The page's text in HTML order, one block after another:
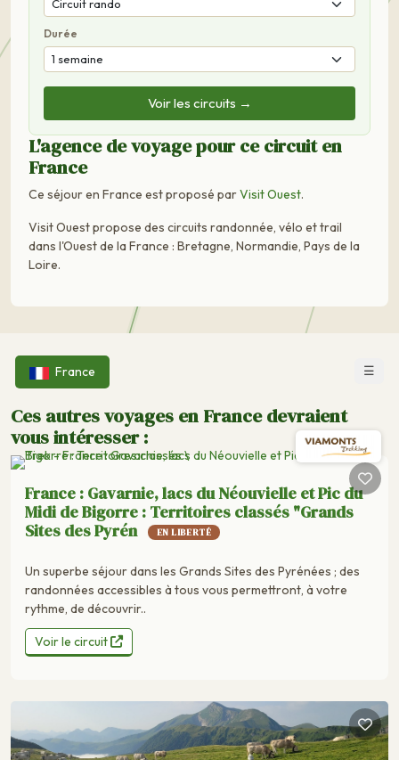
Durée
Voir les circuits →
L'agence de voyage pour ce circuit en
France
Ce séjour en France est proposé parVisit Ouest.
Visit Ouest propose des circuits randonnée, vélo et trail
dans l'Ouest de la France : Bretagne, Normandie, Pays de la
Loire.
France ☰
Ces autres voyages en France devraient
vous intéresser :
France : Gavarnie, lacs du Néouvielle et Pic du
Midi de Bigorre : Territoires classés "Grands
Sites des Pyrén
EN LIBERTÉ
Un superbe séjour dans les Grands Sites des Pyrénées ; des
randonnées accessibles à tous vous permettront, à votre
rythme, de découvrir..
Voir le circuit